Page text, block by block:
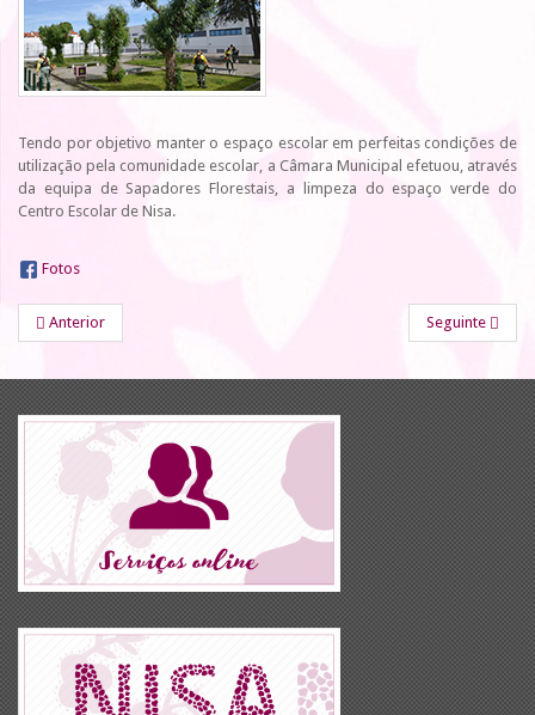
Tendo por objetivo manter o espaço escolar em perfeitas condições de
utilização pela comunidade escolar, a Câmara Municipal efetuou, através
da equipa de Sapadores Florestais, a limpeza do espaço verde do
Centro Escolar de Nisa.
Fotos
Anterior Seguinte